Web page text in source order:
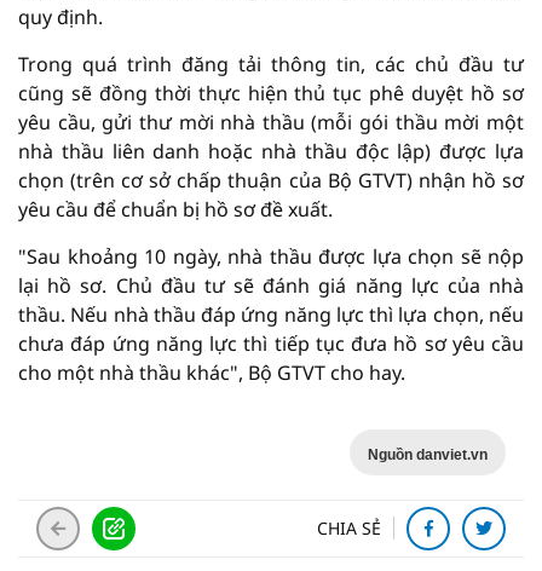
quy định.
Trong quá trình đăng tải thông tin, các chủ đầu tư
cũng sẽ đồng thời thực hiện thủ tục phê duyệt hồ sơ
yêu cầu, gửi thư mời nhà thầu (mỗi gói thầu mời một
nhà thầu liên danh hoặc nhà thầu độc lập) được lựa
chọn (trên cơ sở chấp thuận của Bộ GTVT) nhận hồ sơ
yêu cầu để chuẩn bị hồ sơ đề xuất.
"Sau khoảng 10 ngày, nhà thầu được lựa chọn sẽ nộp
lại hồ sơ. Chủ đầu tư sẽ đánh giá năng lực của nhà
thầu. Nếu nhà thầu đáp ứng năng lực thì lựa chọn, nếu
chưa đáp ứng năng lực thì tiếp tục đưa hồ sơ yêu cầu
cho một nhà thầu khác", Bộ GTVT cho hay.
Nguồn danviet.vn
CHIA SẺ